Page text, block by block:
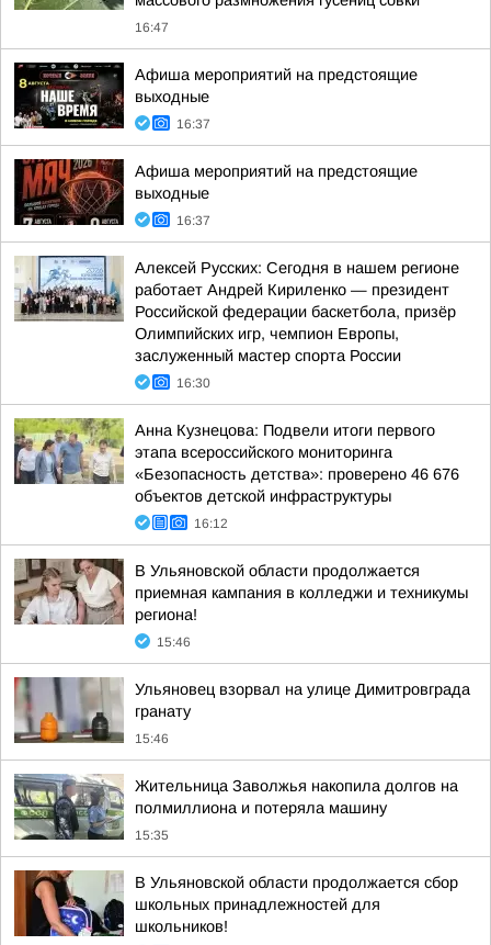
16:47
Афиша мероприятий на предстоящие
выходные
16:37
Афиша мероприятий на предстоящие
выходные
16:37
Алексей Русских: Сегодня в нашем регионе
работает Андрей Кириленко — президент
Российской федерации баскетбола, призёр
Олимпийских игр, чемпион Европы,
заслуженный мастер спорта России
16:30
Анна Кузнецова: Подвели итоги первого
этапа всероссийского мониторинга
«Безопасность детства»: проверено 46 676
объектов детской инфраструктуры
16:12
В Ульяновской области продолжается
приемная кампания в колледжи и техникумы
региона!
15:46
Ульяновец взорвал на улице Димитровграда
гранату
15:46
Жительница Заволжья накопила долгов на
полмиллиона и потеряла машину
15:35
В Ульяновской области продолжается сбор
школьных принадлежностей для
школьников!